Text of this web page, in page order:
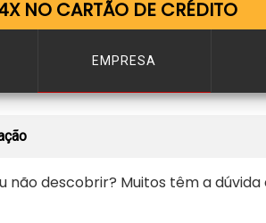
NO CARTÃO DE CRÉDITO
EMPRESA
não descobrir? Muitos têm a dúvida